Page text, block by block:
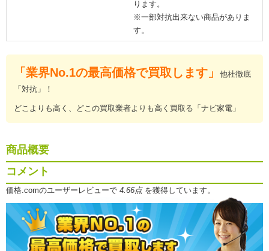
ります。
※一部対抗出来ない商品がありま
す。
「業界No.1の最高価格で買取します」
他社徹底
「対抗」！
どこよりも高く、どこの買取業者よりも高く買取る「ナビ家電」
商品概要
コメント
価格.comのユーザーレビューで 4.66点を獲得しています。